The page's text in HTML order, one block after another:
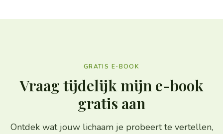
GRATIS E-BOOK
Vraag tijdelijk mijn e-book
gratis aan
Ontdek wat jouw lichaam je probeert te vertellen,